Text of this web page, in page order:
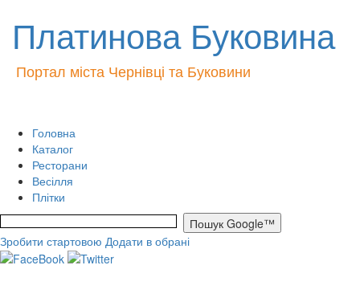
Платинова Буковина
Портал міста Чернівці та Буковини
Головна
Каталог
Ресторани
Весілля
Плітки
Зробити стартовою Додати в обрані